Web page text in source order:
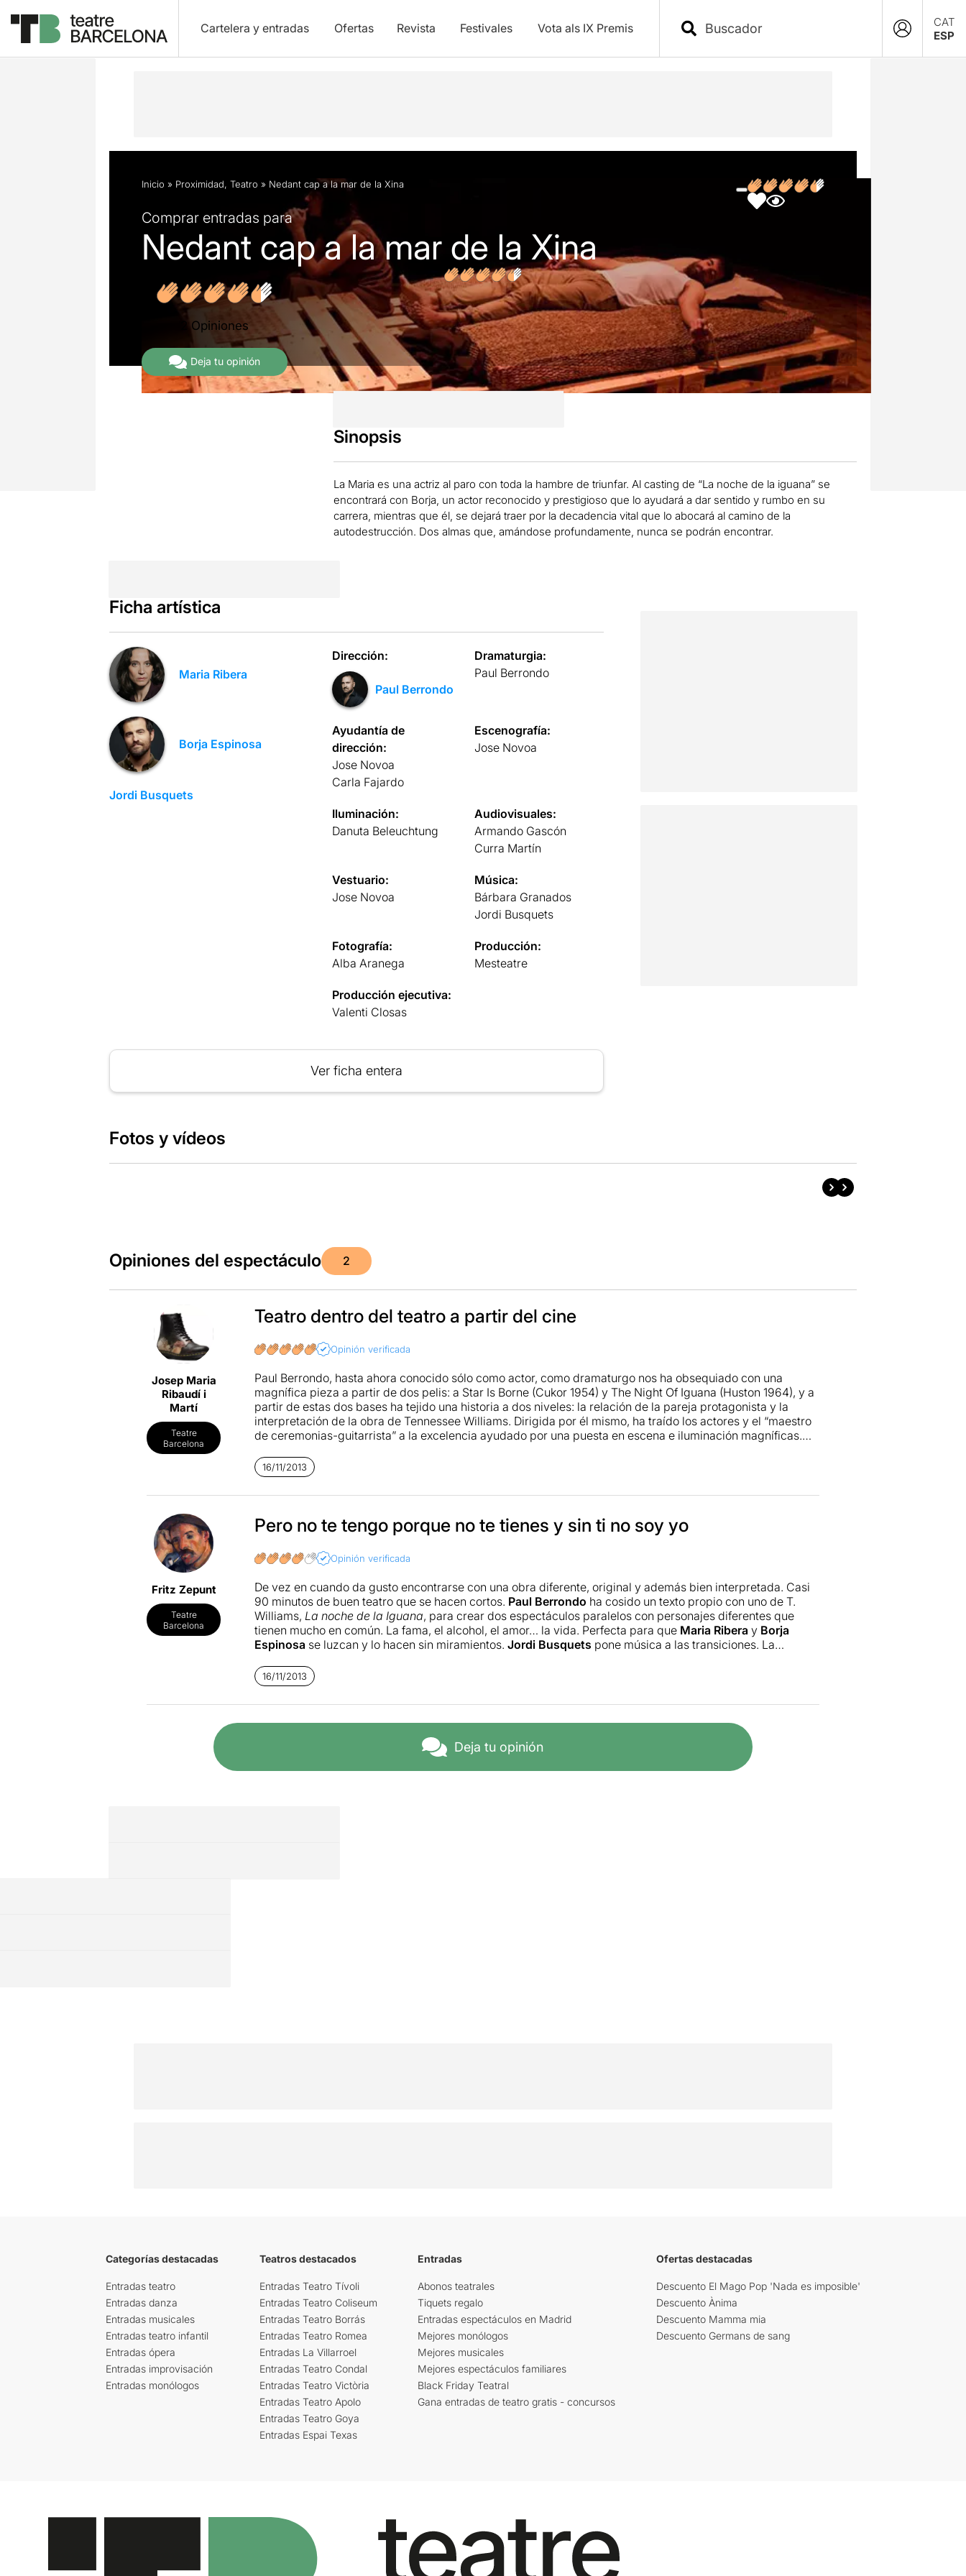
Cartelera y entradas Ofertas Revista Festivales Vota als IX Premis
CAT
ESP
Descripción Ficha artística Fotos y vídeos Opiniones
Inicio » Proximidad, Teatro » Nedant cap a la mar de la Xina
Comprar entradas para
Nedant cap a la mar de la Xina
2 Opiniones
Deja tu opinión
Sinopsis
La Maria es una actriz al paro con toda la hambre de triunfar. Al casting de “La noche de la iguana” se
encontrará con Borja, un actor reconocido y prestigioso que lo ayudará a dar sentido y rumbo en su
carrera, mientras que él, se dejará traer por la decadencia vital que lo abocará al camino de la
autodestrucción. Dos almas que, amándose profundamente, nunca se podrán encontrar.
Ficha artística
Maria Ribera
Borja Espinosa
Jordi Busquets
Dirección:
Paul Berrondo
Dramaturgia:
Paul Berrondo
Ayudantía de
dirección:
Jose Novoa
Carla Fajardo
Escenografía:
Jose Novoa
Iluminación:
Danuta Beleuchtung
Audiovisuales:
Armando Gascón
Curra Martín
Vestuario:
Jose Novoa
Música:
Bárbara Granados
Jordi Busquets
Fotografía:
Alba Aranega
Producción:
Mesteatre
Producción ejecutiva:
Valenti Closas
Ver ficha entera
Fotos y vídeos
Opiniones del espectáculo 2
Josep Maria
Ribaudí i
Martí
Teatre
Barcelona
Teatro dentro del teatro a partir del cine
Opinión verificada
Paul Berrondo, hasta ahora conocido sólo como actor, como dramaturgo nos ha obsequiado con una
magnífica pieza a partir de dos pelis: a Star Is Borne (Cukor 1954) y The Night Of Iguana (Huston 1964), y a
partir de estas dos bases ha tejido una historia a dos niveles: la relación de la pareja protagonista y la
interpretación de la obra de Tennessee Williams. Dirigida por él mismo, ha traído los actores y el “maestro
de ceremonias-guitarrista” a la excelencia ayudado por una puesta en escena e iluminación magníficas.
bochorno que flota al ambiente son insoportables.
Leer más
16/11/2013
Fritz Zepunt
Teatre
Barcelona
Pero no te tengo porque no te tienes y sin ti no soy yo
Opinión verificada
De vez en cuando da gusto encontrarse con una obra diferente, original y además bien interpretada. Casi
90 minutos de buen teatro que se hacen cortos. Paul Berrondo ha cosido un texto propio con uno de T.
Williams, La noche de la Iguana, para crear dos espectáculos paralelos con personajes diferentes que
tienen mucho en común. La fama, el alcohol, el amor… la vida. Perfecta para que Maria Ribera y Borja
Espinosa se luzcan y lo hacen sin miramientos. Jordi Busquets pone música a las transiciones. La
16/11/2013
Deja tu opinión
Categorías destacadas
Entradas teatro
Entradas danza
Entradas musicales
Entradas teatro infantil
Entradas ópera
Entradas improvisación
Entradas monólogos
Teatros destacados
Entradas Teatro Tívoli
Entradas Teatro Coliseum
Entradas Teatro Borrás
Entradas Teatro Romea
Entradas La Villarroel
Entradas Teatro Condal
Entradas Teatro Victòria
Entradas Teatro Apolo
Entradas Teatro Goya
Entradas Espai Texas
Entradas
Abonos teatrales
Tiquets regalo
Entradas espectáculos en Madrid
Mejores monólogos
Mejores musicales
Mejores espectáculos familiares
Black Friday Teatral
Gana entradas de teatro gratis - concursos
Ofertas destacadas
Descuento El Mago Pop 'Nada es imposible'
Descuento Ànima
Descuento Mamma mia
Descuento Germans de sang